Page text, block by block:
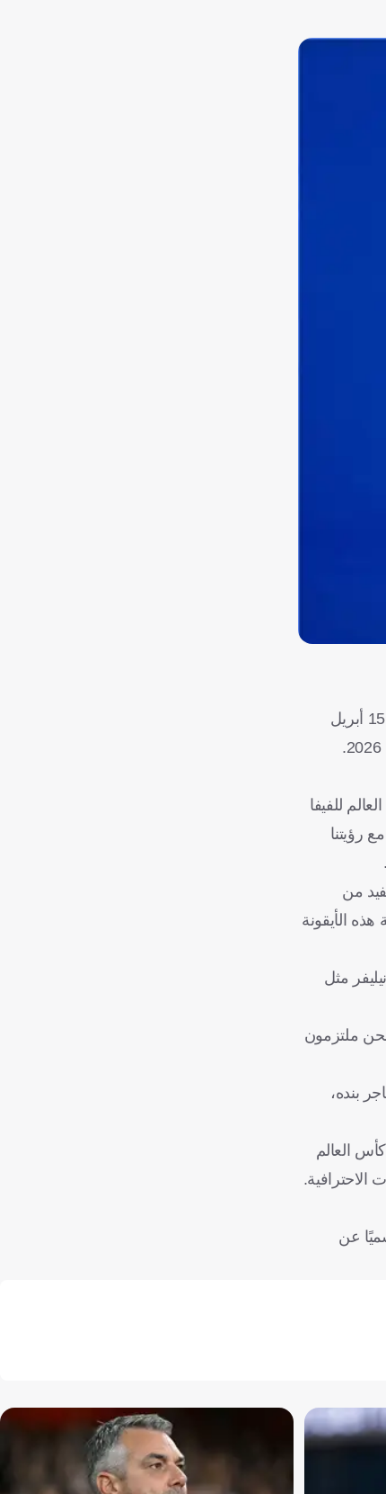
تستضيف ريكسونا، العلامة التجارية الأولى عالميًا في مزيلات العرق ومضادات التعرق، فعالية استثنائية في بوليفارد سيتي بالرياض في 15 أبريل
للفيفا
مع رؤيتنا
وتستفيد من
ريكسونا بامتياز استضافة هذه الأيقونة
مثل
ملتزمون
بنده،
العالم
الاحترافية.
عن